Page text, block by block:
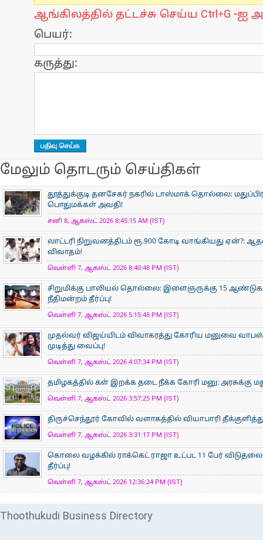
ஆங்கிலத்தில் தட்டச்சு செய்ய Ctrl+G -ஐ
பெயர்:
கருத்து:
மேலும் தொடரும் செய்திகள்
தூத்துக்குடி தனசேகர் நகரில் டாஸ்மாக் தொல்லை:
பொதுமக்கள் அவதி!
சனி 8, ஆகஸ்ட் 2026 8:45:15 AM (IST)
லாட்டரி நிறுவனத்திடம் ரூ.900 கோடி வாங்கியது ஏன்?:
விவாதம்!
வெள்ளி 7, ஆகஸ்ட் 2026 8:40:48 PM (IST)
சிறுமிக்கு பாலியல் தொல்லை: இளைஞருக்கு 15
நீதிமன்றம் தீர்ப்பு!
வெள்ளி 7, ஆகஸ்ட் 2026 5:15:48 PM (IST)
முதல்வர் விஜய்யிடம் விவாகரத்து கோரிய மனுவை
முடித்து வைப்பு!
வெள்ளி 7, ஆகஸ்ட் 2026 4:07:34 PM (IST)
தமிழகத்தில் கள் இறக்க தடை நீக்க கோரி மனு: அரசுக்கு
வெள்ளி 7, ஆகஸ்ட் 2026 3:57:25 PM (IST)
திருச்செந்தூர் கோவில் வளாகத்தில் வியாபாரி
வெள்ளி 7, ஆகஸ்ட் 2026 3:31:17 PM (IST)
கொலை வழக்கில் ராக்கெட் ராஜா உட்பட 11 பேர்
தீர்ப்பு!
வெள்ளி 7, ஆகஸ்ட் 2026 12:36:24 PM (IST)
Thoothukudi Business Directory